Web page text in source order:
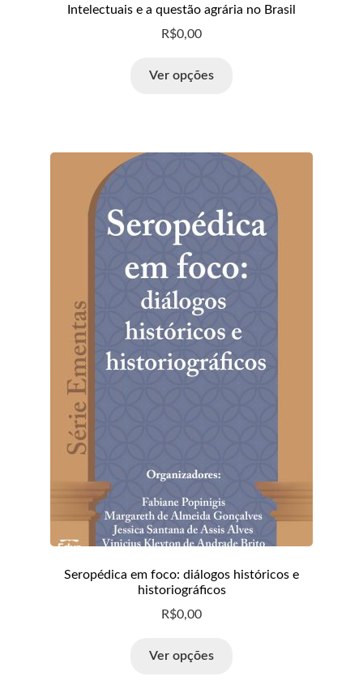
Intelectuais e a questão agrária no Brasil
R$0,00
Ver opções
Seropédica em foco: diálogos históricos e
historiográficos
R$0,00
Ver opções